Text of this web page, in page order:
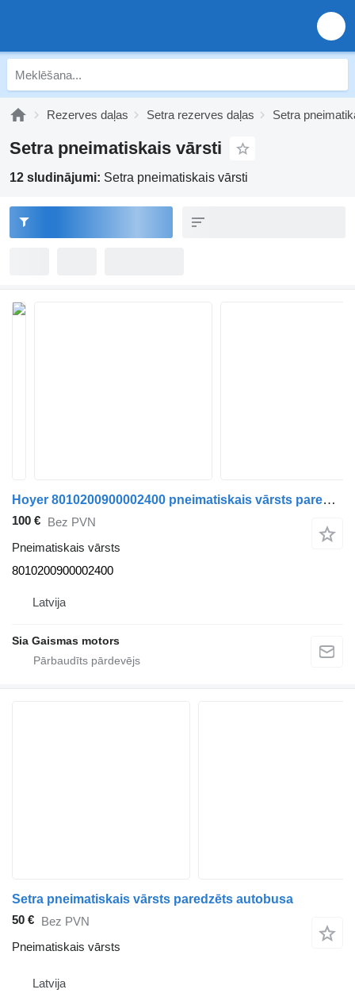
Rezerves daļas Setra rezerves daļas Setra
Setra pneimatiskais vārsti
12 sludinājumi: Setra pneimatiskais vārsti
Hoyer 8010200900002400 pneimatiskais vārsts paredzēts Setra 4 series autobusa
100 € Bez PVN
Pneimatiskais vārsts
8010200900002400
Latvija
Sia Gaismas motors
Setra pneimatiskais vārsts paredzēts autobusa
50 € Bez PVN
Pneimatiskais vārsts
Latvija